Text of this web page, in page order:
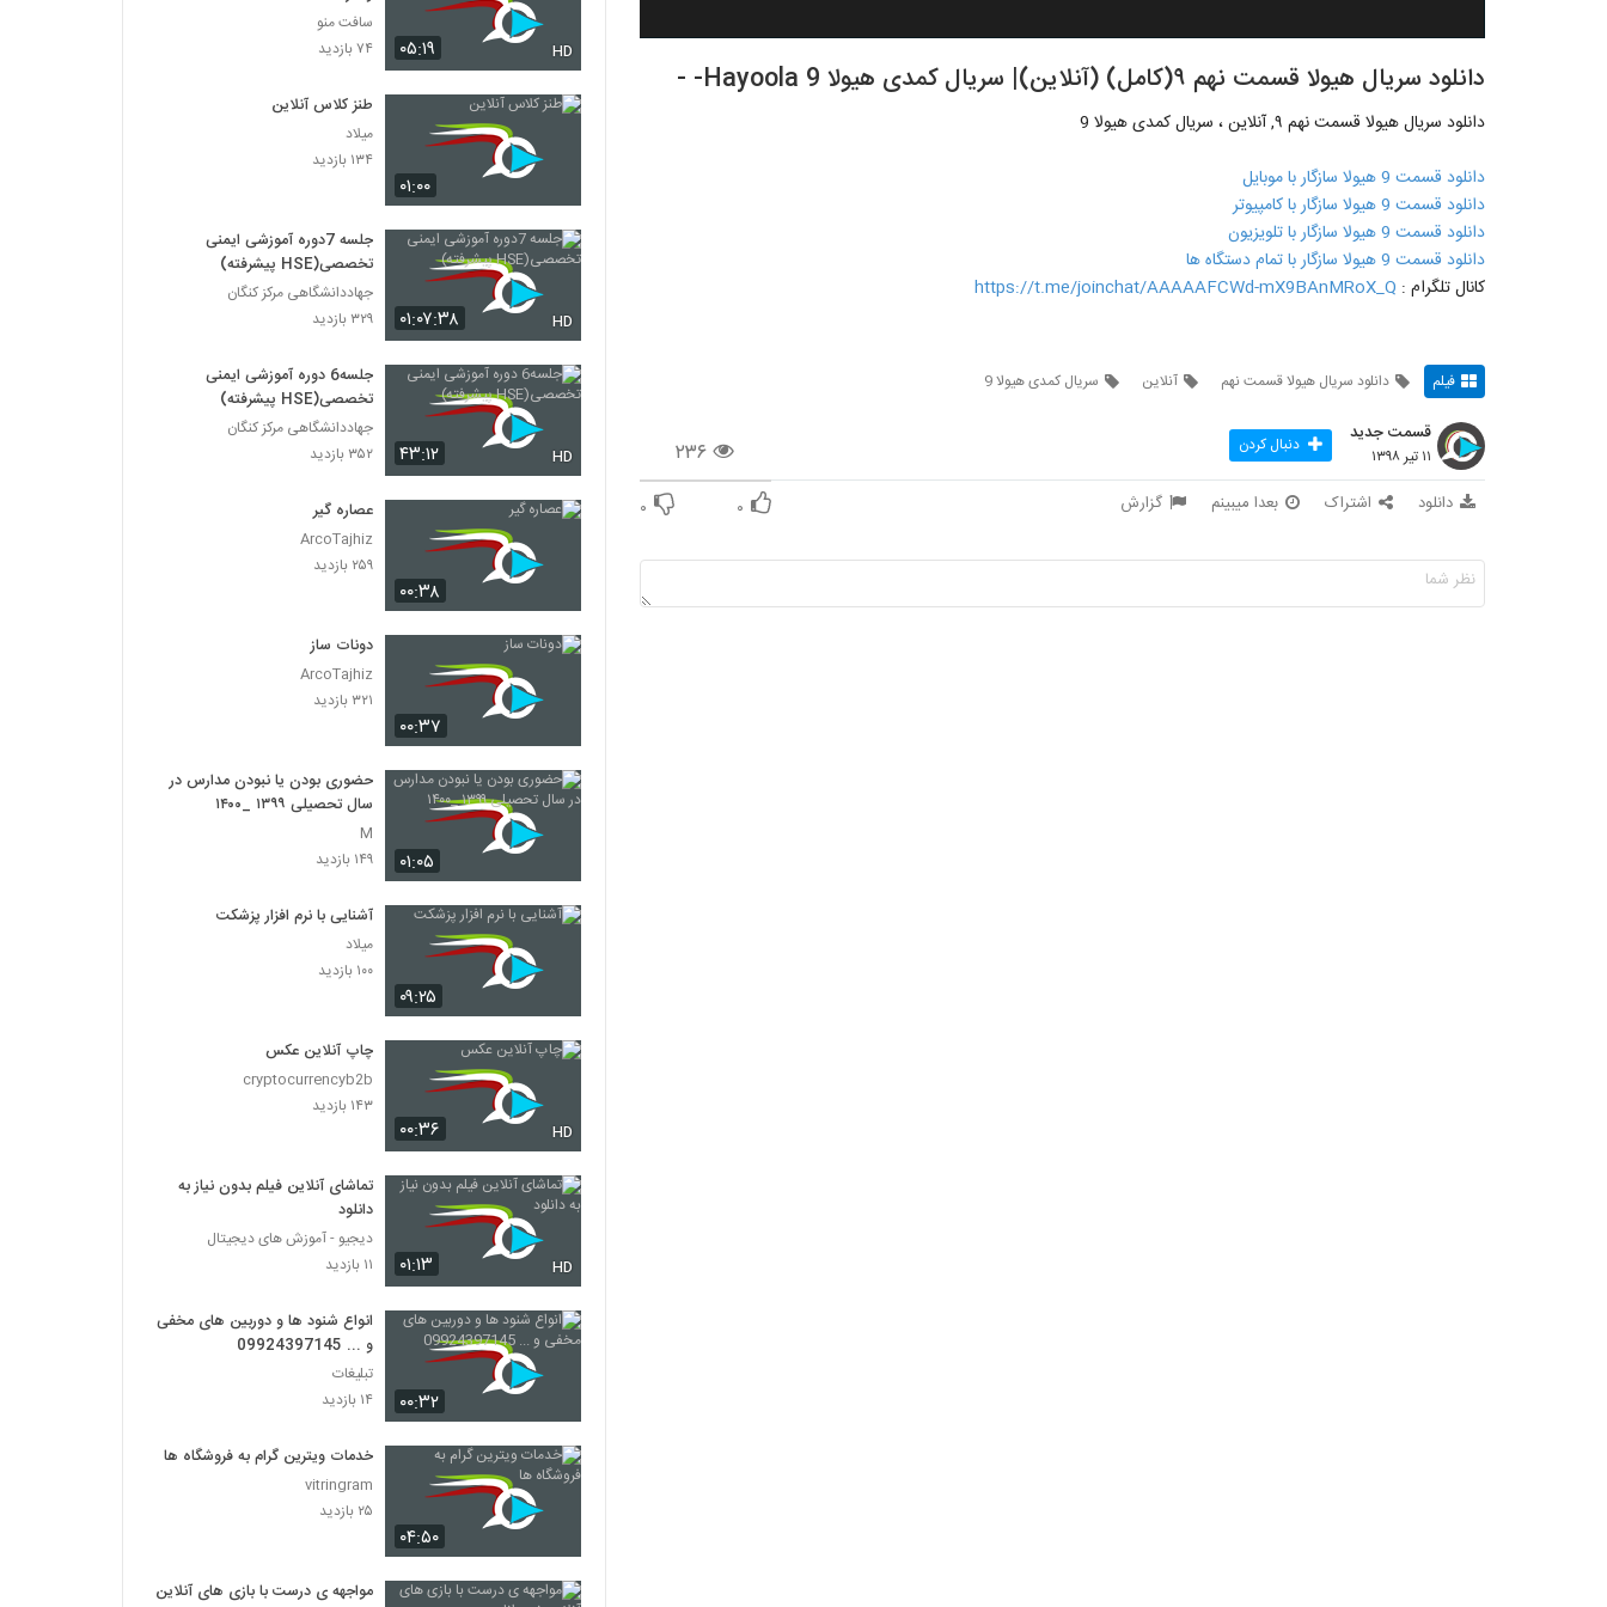
دانلود سریال هیولا قسمت نهم ۹(کامل) (آنلاین)| سریال کمدی هیولا Hayoola 9- -
دانلود سریال هیولا قسمت نهم ۹, آنلاین ، سریال کمدی هیولا 9
دانلود قسمت 9 هیولا سازگار با موبایل
دانلود قسمت 9 هیولا سازگار با کامپیوتر
دانلود قسمت 9 هیولا سازگار با تلویزیون
دانلود قسمت 9 هیولا سازگار با تمام دستگاه ها
کانال تلگرام : https://t.me/joinchat/AAAAAFCWd-mX9BAnMRoX_Q
فیلم دانلود سریال هیولا قسمت نهم آنلاین سریال کمدی هیولا 9
۲۳۶
قسمت جدید
۱۱ تیر ۱۳۹۸ دنبال کردن
دانلود اشتراک بعدا میبینم گزارش ۰ ۰
۰۵:۱۹ HD
سافت منو
۷۴ بازدید
۰۱:۰۰
طنز کلاس آنلاین
میلاد
۱۳۴ بازدید
۰۱:۰۷:۳۸ HD
جلسه 7دوره آموزشی ایمنی
تخصصی(HSE پیشرفته)
جهاددانشگاهی مرکز کنگان
۳۲۹ بازدید
۴۳:۱۲ HD
جلسه6 دوره آموزشی ایمنی
تخصصی(HSE پیشرفته)
جهاددانشگاهی مرکز کنگان
۳۵۲ بازدید
۰۰:۳۸
عصاره گیر
ArcoTajhiz
۲۵۹ بازدید
۰۰:۳۷
دونات ساز
ArcoTajhiz
۳۲۱ بازدید
۰۱:۰۵
حضوری بودن یا نبودن مدارس در
سال تحصیلی ۱۳۹۹ _۱۴۰۰
M
۱۴۹ بازدید
۰۹:۲۵
آشنایی با نرم افزار پزشکت
میلاد
۱۰۰ بازدید
۰۰:۳۶ HD
چاپ آنلاین عکس
cryptocurrencyb2b
۱۴۳ بازدید
۰۱:۱۳ HD
تماشای آنلاین فیلم بدون نیاز به
دانلود
دیجیو - آموزش های دیجیتال
۱۱ بازدید
۰۰:۳۲
انواع شنود ها و دوربین های مخفی
و ... 09924397145
تبلیغات
۱۴ بازدید
۰۴:۵۰
خدمات ویترین گرام به فروشگاه ها
vitringram
۲۵ بازدید
مواجهه ی درست با بازی های آنلاین